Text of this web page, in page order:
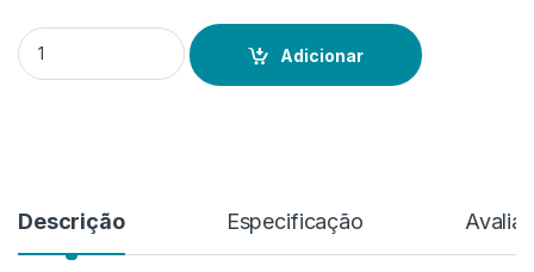
Quantidade de Stone A6 Cobre
Adicionar
Descrição Especificação